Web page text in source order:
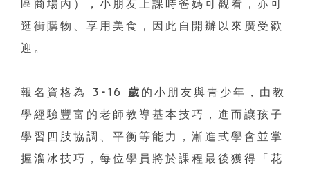
區商場內），小朋友上課時爸媽可觀看，亦可
逛街購物、享用美食，因此自開辦以來廣受歡
迎。
報名資格為 3-16 歲 的小朋友與青少年，由教
學經驗豐富的老師教導基本技巧，進而讓孩子
學習四肢協調、平衡等能力，漸進式學會並掌
握溜冰技巧，每位學員將於課程最後獲得「花